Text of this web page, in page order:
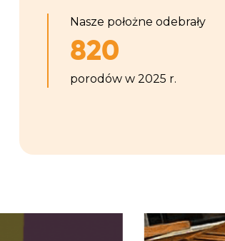
Nasze położne odebrały
820
porodów w 2025 r.